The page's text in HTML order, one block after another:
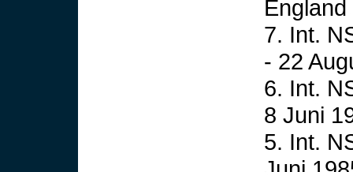
7. Int.
- 22
6. Int.
8 Juni
5. Int.